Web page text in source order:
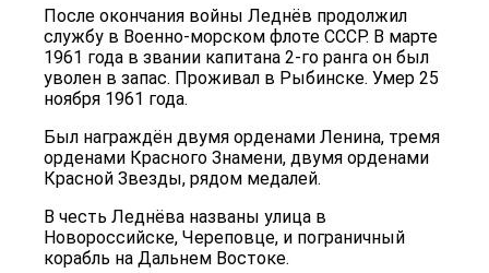
После окончания войны Леднёв продолжил
службу в Военно-морском флоте СССР. В марте
1961 года в звании капитана 2-го ранга он был
уволен в запас. Проживал в Рыбинске. Умер 25
ноября 1961 года.
Был награждён двумя орденами Ленина, тремя
орденами Красного Знамени, двумя орденами
Красной Звезды, рядом медалей.
В честь Леднёва названы улица в
Новороссийске, Череповце, и пограничный
корабль на Дальнем Востоке.